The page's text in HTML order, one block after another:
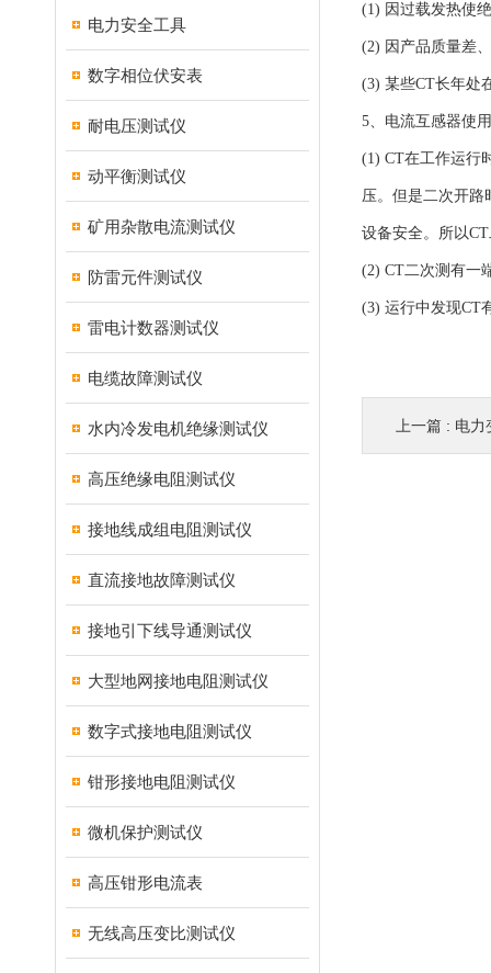
电力安全工具
数字相位伏安表
耐电压测试仪
动平衡测试仪
矿用杂散电流测试仪
防雷元件测试仪
雷电计数器测试仪
电缆故障测试仪
水内冷发电机绝缘测试仪
高压绝缘电阻测试仪
接地线成组电阻测试仪
直流接地故障测试仪
接地引下线导通测试仪
大型地网接地电阻测试仪
数字式接地电阻测试仪
钳形接地电阻测试仪
微机保护测试仪
高压钳形电流表
无线高压变比测试仪
(1) 因过载发热使
(2) 因产品质量差
(3) 某些CT长年处
5、电流互感器使
(1) CT在工作运行
压。但是二次开路
设备安全。所以
(2) CT二次测有一
(3) 运行中发现CT
上一篇 : 电力